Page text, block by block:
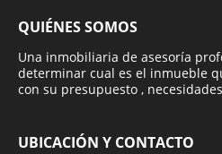
QUIÉNES SOMOS
Una inmobiliaria de asesoría
determinar cual es el inmueble
con su presupuesto ,
UBICACIÓN Y CONTACTO